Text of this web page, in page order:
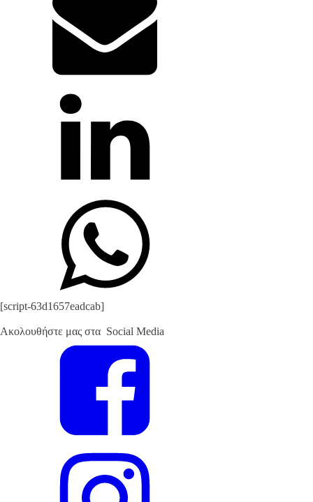
[script-63d1657eadcab]
Ακολουθήστε μας στα Social Media